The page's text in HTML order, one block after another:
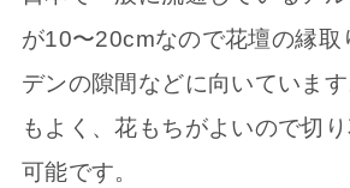
が10〜20cmなので花壇の縁取
デンの隙間などに向いていま
もよく、花もちがよいので切
可能です。